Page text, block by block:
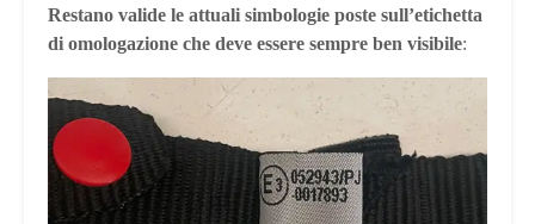
Restano valide le attuali simbologie poste sull’etichetta
di omologazione che deve essere sempre ben visibile: